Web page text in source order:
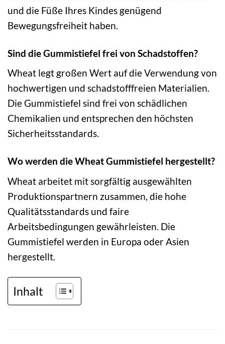
und die Füße Ihres Kindes genügend
Bewegungsfreiheit haben.
Sind die Gummistiefel frei von Schadstoffen?
Wheat legt großen Wert auf die Verwendung von
hochwertigen und schadstofffreien Materialien.
Die Gummistiefel sind frei von schädlichen
Chemikalien und entsprechen den höchsten
Sicherheitsstandards.
Wo werden die Wheat Gummistiefel hergestellt?
Wheat arbeitet mit sorgfältig ausgewählten
Produktionspartnern zusammen, die hohe
Qualitätsstandards und faire
Arbeitsbedingungen gewährleisten. Die
Gummistiefel werden in Europa oder Asien
hergestellt.
Inhalt